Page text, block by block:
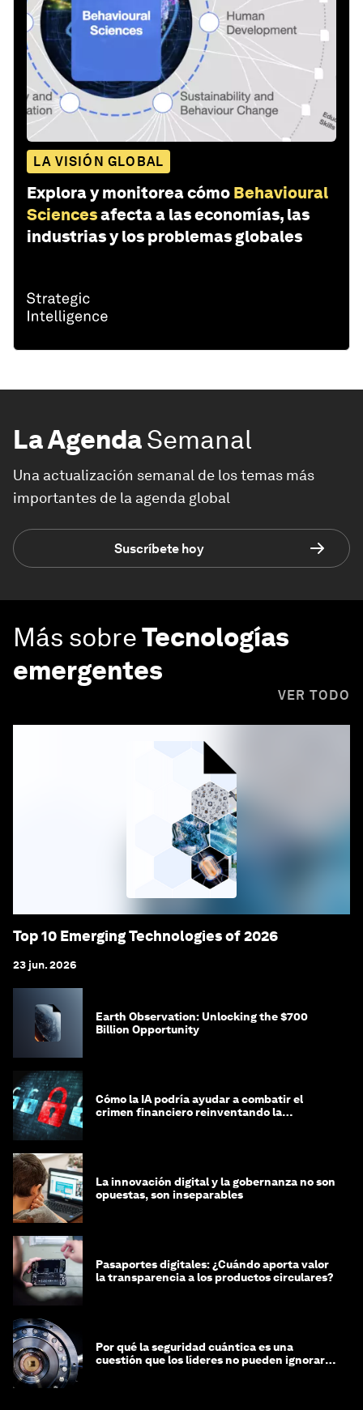
LA VISIÓN GLOBAL
Explora y monitorea cómo Behavioural
Sciencesafecta a las economías, las
industrias y los problemas globales
La AgendaSemanal
Una actualización semanal de los temas más
importantes de la agenda global
Suscríbete hoy
Más sobreTecnologías
emergentes
VER TODO
Top 10 Emerging Technologies of 2026
23 jun. 2026
Earth Observation: Unlocking the $700
Billion Opportunity
Cómo la IA podría ayudar a combatir el
crimen financiero reinventando la
La innovación digital y la gobernanza no son
opuestas, son inseparables
Pasaportes digitales: ¿Cuándo aporta valor
la transparencia a los productos circulares?
Por qué la seguridad cuántica es una
cuestión que los líderes no pueden ignorar